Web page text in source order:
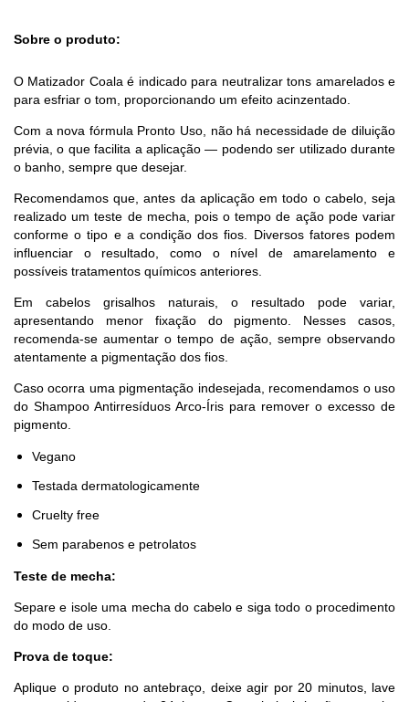
Sobre o produto:
O Matizador Coala é indicado para neutralizar tons amarelados e
para esfriar o tom, proporcionando um efeito acinzentado.
Com a nova fórmula Pronto Uso, não há necessidade de diluição
prévia, o que facilita a aplicação — podendo ser utilizado durante
o banho, sempre que desejar.
Recomendamos que, antes da aplicação em todo o cabelo, seja
realizado um teste de mecha, pois o tempo de ação pode variar
conforme o tipo e a condição dos fios. Diversos fatores podem
influenciar o resultado, como o nível de amarelamento e
possíveis tratamentos químicos anteriores.
Em cabelos grisalhos naturais, o resultado pode variar,
apresentando menor fixação do pigmento. Nesses casos,
recomenda-se aumentar o tempo de ação, sempre observando
atentamente a pigmentação dos fios.
Caso ocorra uma pigmentação indesejada, recomendamos o uso
do Shampoo Antirresíduos Arco-Íris para remover o excesso de
pigmento.
Vegano
Testada dermatologicamente
Cruelty free
Sem parabenos e petrolatos
Teste de mecha:
Separe e isole uma mecha do cabelo e siga todo o procedimento
do modo de uso.
Prova de toque:
Aplique o produto no antebraço, deixe agir por 20 minutos, lave